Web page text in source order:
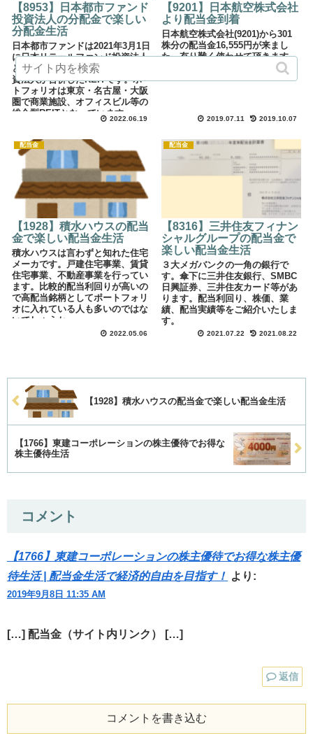
【8953】日本都市ファンド
投資法人の分配金で楽しい
分配金生活
日本都市ファンドは2021年3月1日
に日本リテールファンド投資法人
とＭＣＵＢＳ ＭｉｄＣｉｔｙ投
資法人が合併したREITです。ポー
トフォリオは東京・名古屋・大阪
圏で商業施設、オフィスビル等の
総合型REITとなっています。
2022.06.19
【9201】日本航空株式会社
より配当金到着
日本航空株式会社(9201)から301
株分の配当金16,555円が来まし
た。有り難く使わせて頂きます。
2019.07.11 2019.10.07
配当金
【1928】積水ハウスの配当
金で楽しい配当金生活
積水ハウスは言わずと知れた住宅
メーカです。戸建住宅事業、賃貸
住宅事業、不動産事業を行ってい
ます。比較的配当利回りが高いの
で高配当銘柄としてポートフォリ
オに入れている人も多いのではな
いでしょうか。
2022.05.06
配当金
【8316】三井住友フィナン
シャルグループの配当金で
楽しい配当金生活
３大メガバンクの一角の銀行で
す。傘下に三井住友銀行、SMBC
日興証券、三井住友カード等があ
ります。配当利回り、株価、業
績、配当実績等をご紹介いたしま
す。
2021.07.22 2021.08.22
【1928】積水ハウスの配当金で楽しい配当金生活
【1766】東建コーポレーションの株主優待でお得な
株主優待生活
コメント
【1766】東建コーポレーションの株主優待でお得な株主優
待生活 | 配当金生活で経済的自由を目指す！ より:
2019年9月8日 11:35 AM
[…] 配当金（サイト内リンク） […]
返信
コメントを書き込む